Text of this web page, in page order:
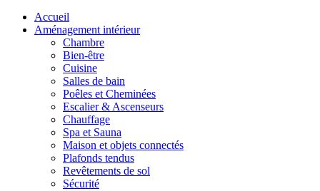
Accueil
Aménagement intérieur
Chambre
Bien-être
Cuisine
Salles de bain
Poêles et Cheminées
Escalier & Ascenseurs
Chauffage
Spa et Sauna
Maison et objets connectés
Plafonds tendus
Revêtements de sol
Sécurité